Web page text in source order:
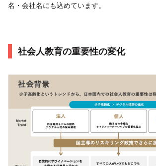
名・会社名にも込めています。
社会人教育の重要性の変化